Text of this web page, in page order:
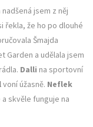
jsem z něj
řekla, že ho po dlouhé
Šmajda
Garden a udělala jsem
Dalli na sportovní
voní úžasně. Neflek
skvěle funguje na